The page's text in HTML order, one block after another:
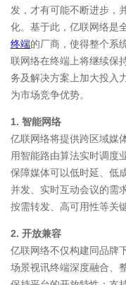
发，才有可能不断进步，
化。基于此，亿联网络是
终端的厂商，使得整个系
联网络在终端上将继续保
务及解决方案上加大投入
为市场竞争优势。
1. 智能网络
亿联网络将提供跨区域媒
用智能路由算法实时调度
保障媒体可以低时延、低
并发、实时互动会议的需
按需转发、高可用性等关
2. 开放兼容
亿联网络不仅构建同品牌
场景视讯终端深度融合、